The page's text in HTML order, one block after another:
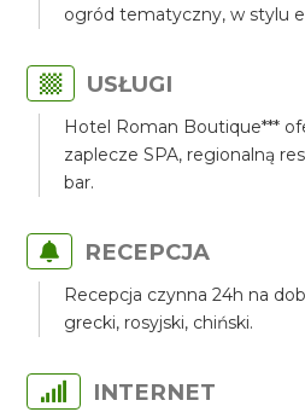
ogród tematyczny, w stylu
USŁUGI
Hotel Roman Boutique***
zaplecze SPA, regionalną
bar.
RECEPCJA
Recepcja czynna 24h na
grecki, rosyjski, chiński.
INTERNET